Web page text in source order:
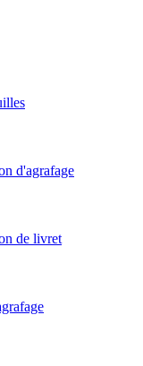
d'agrafage
de livret